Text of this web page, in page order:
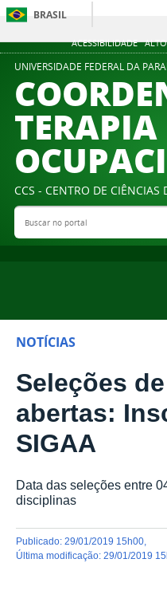
ACESSIBILIDADE
BRASIL
UNIVERSIDADE FEDERAL DA
TERAPIA
CCS - CENTRO DE CIÊNCIAS
Buscar no portal
NOTÍCIAS
Seleções
abertas:
SIGAA
Data das seleções entre
disciplinas
publicado: 29/01/2019 15h00
última modificação: 29/01/2019